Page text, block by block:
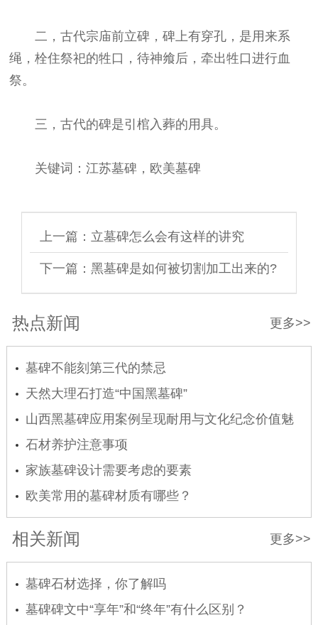
二，古代宗庙前立碑，碑上有穿孔，是用来系
绳，栓住祭祀的牲口，待神飨后，牵出牲口进行血
祭。
三，古代的碑是引棺入葬的用具。
关键词：江苏墓碑，欧美墓碑
上一篇： 立墓碑怎么会有这样的讲究
下一篇： 黑墓碑是如何被切割加工出来的?
更多>>
热点新闻
墓碑不能刻第三代的禁忌
天然大理石打造“中国黑墓碑”
山西黑墓碑应用案例呈现耐用与文化纪念价值魅
力石材养护注意事项
家族墓碑设计需要考虑的要素
欧美常用的墓碑材质有哪些？
更多>>
相关新闻
墓碑石材选择，你了解吗
墓碑碑文中“享年”和“终年”有什么区别？